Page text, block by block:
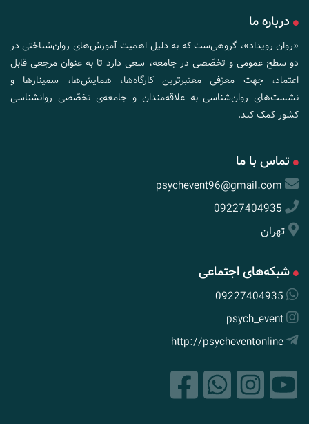
درباره ما
«روان رویداد»، گروهی‌ست که به دلیل اهمیت آموزش‌های روان‌شناختی در
دو سطح عمومی و تخصّصی در جامعه، سعی دارد تا به عنوان مرجعی قابل
اعتماد، جهت معرّفی معتبرترین کارگاه‌ها، همایش‌ها، سمینارها و
نشست‌های روان‌شناسی به علاقه‌مندان و جامعه‌ی تخصّصی روانشناسی
کشور کمک کند.
تماس با ما
psychevent96@gmail.com
09227404935
تهران
شبکه‌های اجتماعی
09227404935
psych_event
http://psycheventonline